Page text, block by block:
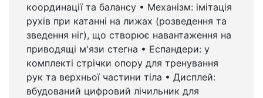
координації та балансу • Механізм: імітація
рухів при катанні на лижах (розведення та
зведення ніг), що створює навантаження на
приводящі м'язи стегна • Еспандери: у
комплекті стрічки опору для тренування
рук та верхньої частини тіла • Дисплей:
вбудований цифровий лічильник для